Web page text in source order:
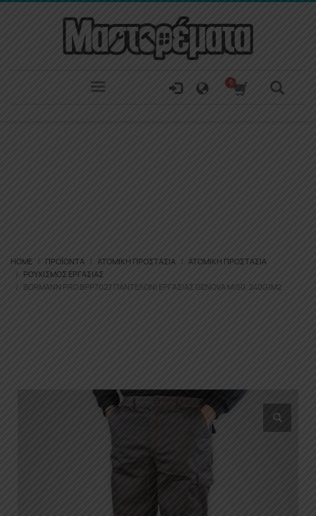
HOME ΠΡΟΪΌΝΤΑ ΑΤΟΜΙΚΉ ΠΡΟΣΤΑΣΊΑ
ΑΤΟΜΙΚΉ ΠΡΟΣΤΑΣΊΑ
ΡΟΥΧΙΣΜΌΣ ΕΡΓΑΣΊΑΣ
BORMANN PRO BPP7027 ΠΑΝΤΕΛΌΝΙ ΕΡΓΑΣΊΑΣ GENOVA M/50, 240G/M2